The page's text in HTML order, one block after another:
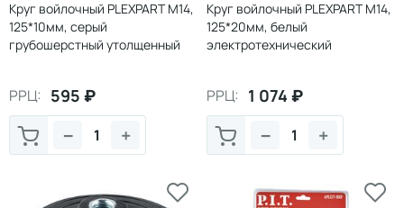
Круг войлочный PLEXPART М14,
125*10мм, серый
грубошерстный утолщенный
РРЦ: 595 ₽
+
−
Круг войлочный PLEXPART М14,
125*20мм, белый
электротехнический
РРЦ: 1 074 ₽
+
−